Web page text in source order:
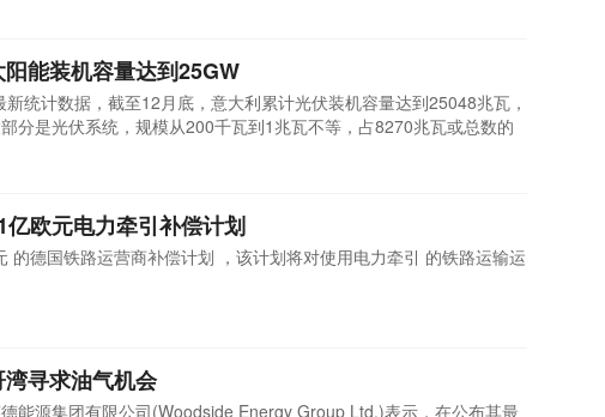
能装机容量达到25GW
统计数据，截至12月底，意大利累计光伏装机容量达到25048兆瓦，
分是光伏系统，规模从200千瓦到1兆瓦不等，占8270兆瓦或总数的
欧元电力牵引补偿计划
的德国铁路运营商补偿计划 ，该计划将对使用电力牵引 的铁路运输运
寻求油气机会
能源集团有限公司(Woodside Energy Group Ltd.)表示，在公布其最